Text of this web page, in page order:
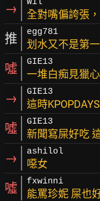
→ Wil
全對嘴偏誇張
推 egg781
划水又不是第
噓 GIE13
一堆白痴見獵
→ GIE13
這時
噓 GIE13
新聞寫屎好吃
→ ashilol
噁女
噓 fxwinni
能罵珍妮 屎也